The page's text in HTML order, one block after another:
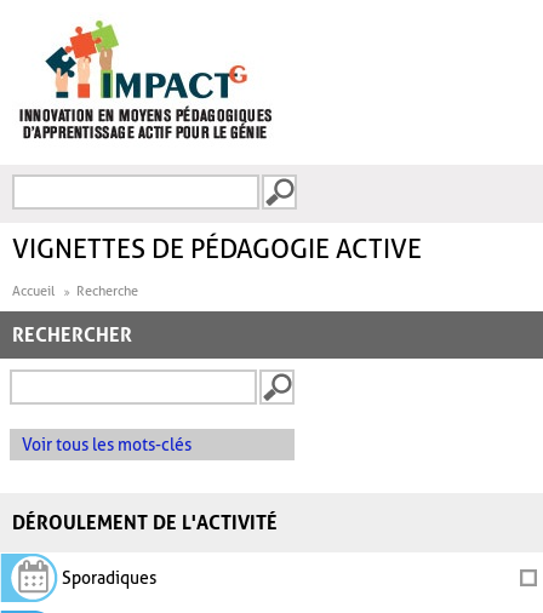
FORMULAIRE DE
VIGNETTES DE PÉDAGOGIE ACTIVE
Accueil Recherche
RECHERCHER
Voir tous les mots-clés
DÉROULEMENT DE L'ACTIVITÉ
Sporadiques